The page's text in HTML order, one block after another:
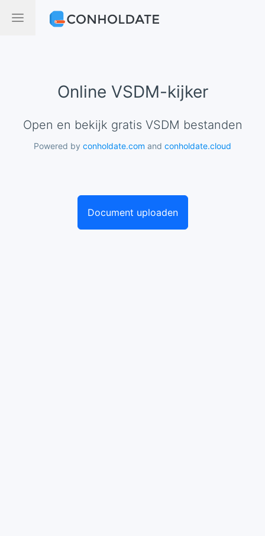
Online VSDM-kijker
Open en bekijk gratis VSDM bestanden
Powered by conholdate.com and conholdate.cloud
Document uploaden